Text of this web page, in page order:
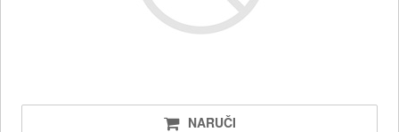
NARUČI